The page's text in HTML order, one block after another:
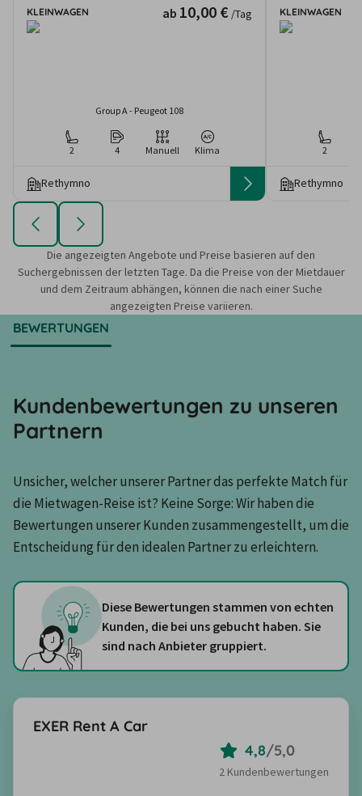
KLEINWAGEN ab 10,00 € /Tag
Group A - Peugeot 108
2 4 Manuell Klima
Rethymno
KLEINWAGEN
2
Rethymno
Die angezeigten Angebote und Preise basieren auf den
Suchergebnissen der letzten Tage. Da die Preise von der Mietdauer
und dem Zeitraum abhängen, können die nach einer Suche
angezeigten Preise variieren.
BEWERTUNGEN
Kundenbewertungen zu unseren
Partnern
Unsicher, welcher unserer Partner das perfekte Match für
die Mietwagen-Reise ist? Keine Sorge: Wir haben die
Bewertungen unserer Kunden zusammengestellt, um die
Entscheidung für den idealen Partner zu erleichtern.
Diese Bewertungen stammen von echten
Kunden, die bei uns gebucht haben. Sie
sind nach Anbieter gruppiert.
EXER Rent A Car
4,8/5,0
2 Kundenbewertungen